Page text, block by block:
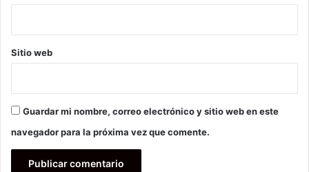
Sitio web
Guardar mi nombre, correo electrónico y sitio web en este
navegador para la próxima vez que comente.